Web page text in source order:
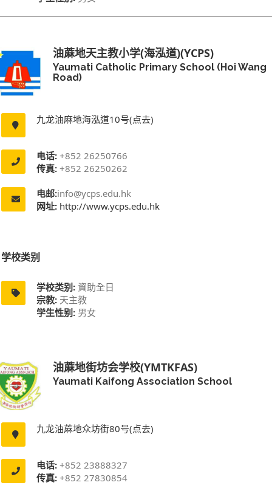
油蔴地天主教小学(海泓道)(YCPS)
Yaumati Catholic Primary School (Hoi Wang
Road)
九龙油麻地海泓道10号(点去)
电话: +852 26250766
传真: +852 26250262
电邮:info@ycps.edu.hk
网址: http://www.ycps.edu.hk
学校类别
学校类别: 資助全日
宗教: 天主教
学生性别: 男女
油蔴地街坊会学校(YMTKFAS)
Yaumati Kaifong Association School
九龙油蔴地众坊街80号(点去)
电话: +852 23888327
传真: +852 27830854